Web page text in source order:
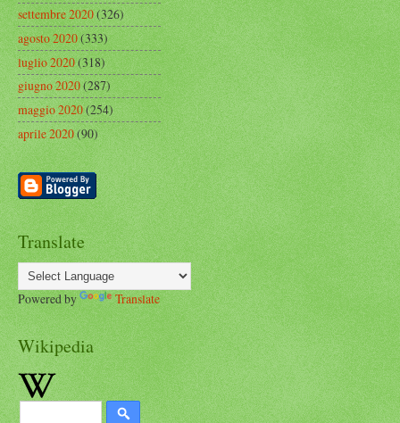
settembre 2020(326)
agosto 2020(333)
luglio 2020(318)
giugno 2020(287)
maggio 2020(254)
aprile 2020(90)
Translate
Powered by Translate
Wikipedia